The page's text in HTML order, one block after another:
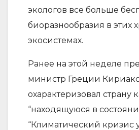
экологов все больше
биоразнообразия в этих
экосистемах.
Ранее на этой неделе
министр Греции
охарактеризовал страну
“находящуюся в
“Климатический кризис